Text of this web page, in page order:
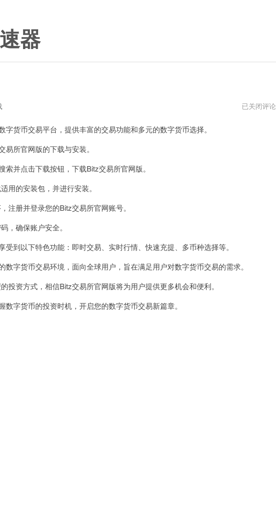
器
bitz
已关闭评论
货币交易平台，提供丰富的交易功能和多元的数字货币选择。
所官网版的下载与安装。
并点击下载按钮，下载Bitz交易所官网版。
的安装包，并进行安装。
册并登录您的Bitz交易所官网账号。
确保账户安全。
到以下特色功能：即时交易、实时行情、快速充提、多币种选择等。
字货币交易环境，面向全球用户，旨在满足用户对数字货币交易的需求。
资方式，相信Bitz交易所官网版将为用户提供更多机会和便利。
字货币的投资时机，开启您的数字货币交易新篇章。